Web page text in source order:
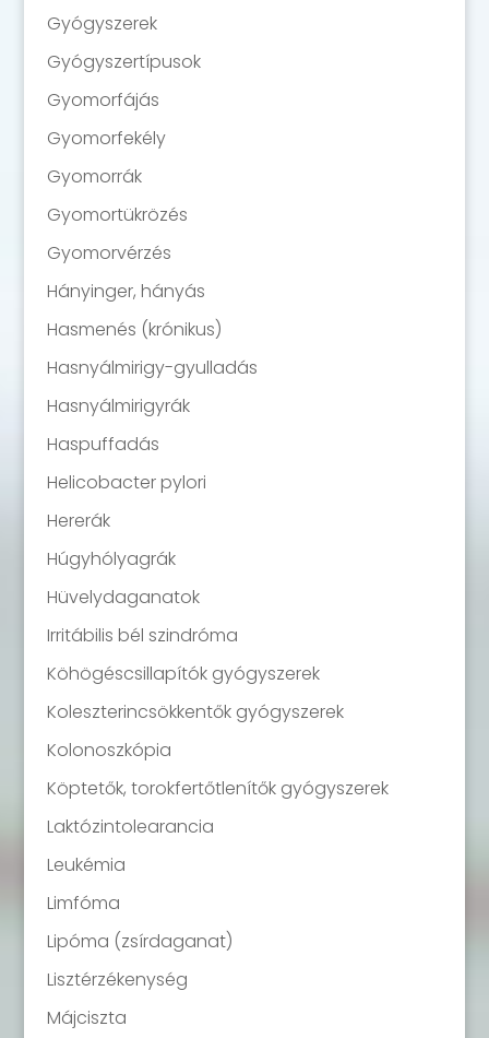
Gyógyszerek
Gyógyszertípusok
Gyomorfájás
Gyomorfekély
Gyomorrák
Gyomortükrözés
Gyomorvérzés
Hányinger, hányás
Hasmenés (krónikus)
Hasnyálmirigy-gyulladás
Hasnyálmirigyrák
Haspuffadás
Helicobacter pylori
Hererák
Húgyhólyagrák
Hüvelydaganatok
Irritábilis bél szindróma
Köhögéscsillapítók gyógyszerek
Koleszterincsökkentők gyógyszerek
Kolonoszkópia
Köptetők, torokfertőtlenítők gyógyszerek
Laktózintolearancia
Leukémia
Limfóma
Lipóma (zsírdaganat)
Lisztérzékenység
Májciszta